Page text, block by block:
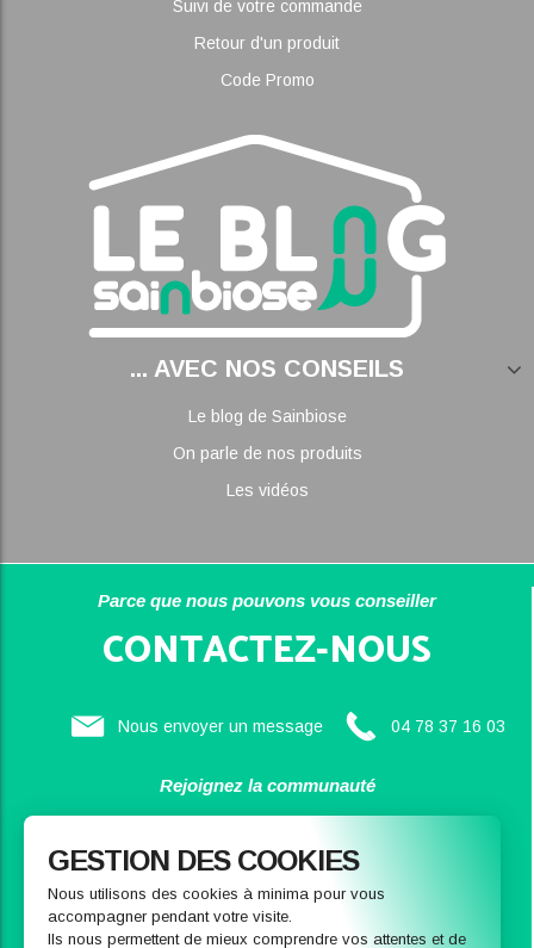
Suivi de votre commande
Retour d'un produit
Code Promo
... AVEC NOS CONSEILS
Le blog de Sainbiose
On parle de nos produits
Les vidéos
Parce que nous pouvons vous conseiller
CONTACTEZ-NOUS
Nous envoyer un message 04 78 37 16 03
Rejoignez la communauté
SAINBIOSE
GESTION DES COOKIES
Nous utilisons des cookies à minima pour vous
accompagner pendant votre visite.
Ils nous permettent de mieux comprendre vos attentes et de